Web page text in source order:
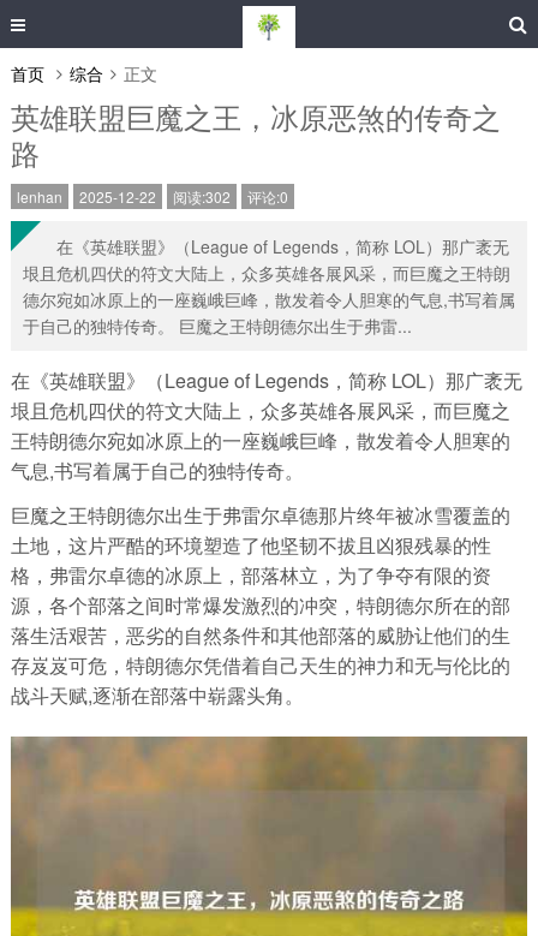
首页 综合 正文
英雄联盟巨魔之王，冰原恶煞的传奇之
路
lenhan 2025-12-22 阅读:302 评论:0
在《英雄联盟》（League of Legends，简称 LOL）那广袤无
垠且危机四伏的符文大陆上，众多英雄各展风采，而巨魔之王特朗
德尔宛如冰原上的一座巍峨巨峰，散发着令人胆寒的气息,书写着属
于自己的独特传奇。 巨魔之王特朗德尔出生于弗雷...
在《英雄联盟》（League of Legends，简称 LOL）那广袤无
垠且危机四伏的符文大陆上，众多英雄各展风采，而巨魔之
王特朗德尔宛如冰原上的一座巍峨巨峰，散发着令人胆寒的
气息,书写着属于自己的独特传奇。
巨魔之王特朗德尔出生于弗雷尔卓德那片终年被冰雪覆盖的
土地，这片严酷的环境塑造了他坚韧不拔且凶狠残暴的性
格，弗雷尔卓德的冰原上，部落林立，为了争夺有限的资
源，各个部落之间时常爆发激烈的冲突，特朗德尔所在的部
落生活艰苦，恶劣的自然条件和其他部落的威胁让他们的生
存岌岌可危，特朗德尔凭借着自己天生的神力和无与伦比的
战斗天赋,逐渐在部落中崭露头角。